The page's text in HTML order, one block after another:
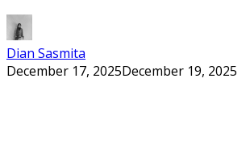
Dian Sasmita
December 17, 2025December 19, 2025